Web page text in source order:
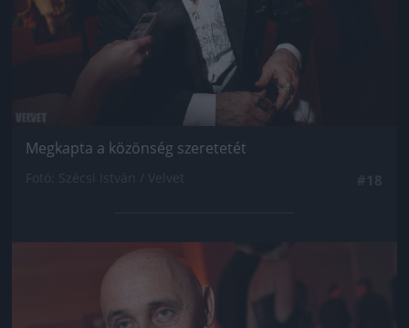
Megkapta a közönség szeretetét
Jön még kép!